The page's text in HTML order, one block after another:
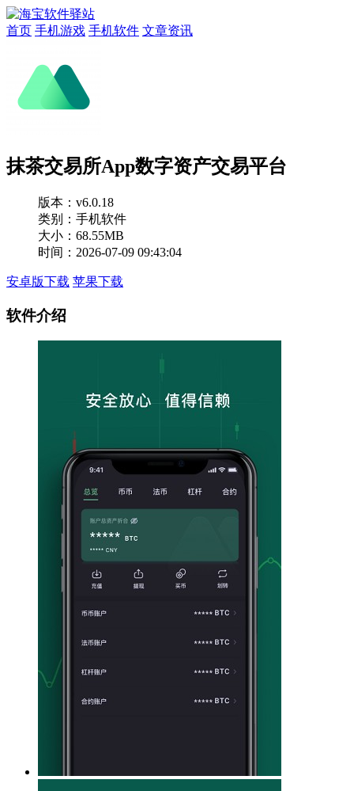
首页 手机游戏 手机软件 文章资讯
抹茶交易所App数字资产交易平台
版本： v6.0.18
类别：手机软件
大小：68.55MB
时间：2026-07-09 09:43:04
安卓版下载 苹果下载
软件介绍